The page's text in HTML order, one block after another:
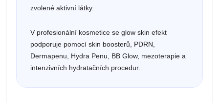
zvolené aktivní látky.
V profesionální kosmetice se glow skin efekt
podporuje pomocí skin boosterů, PDRN,
Dermapenu, Hydra Penu, BB Glow, mezoterapie a
intenzivních hydratačních procedur.